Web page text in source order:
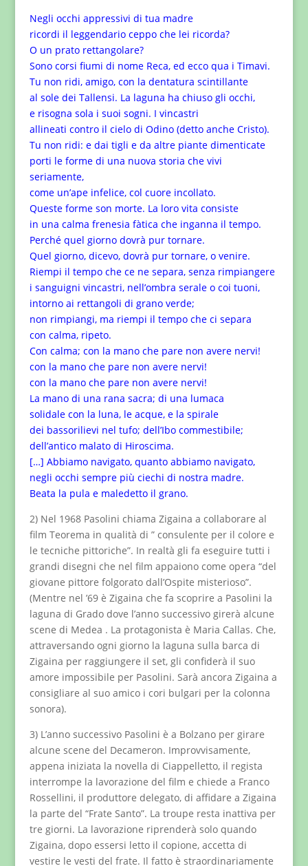
Negli occhi appressivi di tua madre
ricordi il leggendario ceppo che lei ricorda?
O un prato rettangolare?
Sono corsi fiumi di nome Reca, ed ecco qua i Timavi.
Tu non ridi, amigo, con la dentatura scintillante
al sole dei Tallensi. La laguna ha chiuso gli occhi,
e risogna sola i suoi sogni. I vincastri
allineati contro il cielo di Odino (detto anche Cristo).
Tu non ridi: e dai tigli e da altre piante dimenticate
porti le forme di una nuova storia che vivi
seriamente,
come un’ape infelice, col cuore incollato.
Queste forme son morte. La loro vita consiste
in una calma frenesia fàtica che inganna il tempo.
Perché quel giorno dovrà pur tornare.
Quel giorno, dicevo, dovrà pur tornare, o venire.
Riempi il tempo che ce ne separa, senza rimpiangere
i sanguigni vincastri, nell’ombra serale o coi tuoni,
intorno ai rettangoli di grano verde;
non rimpiangi, ma riempi il tempo che ci separa
con calma, ripeto.
Con calma; con la mano che pare non avere nervi!
con la mano che pare non avere nervi!
con la mano che pare non avere nervi!
La mano di una rana sacra; di una lumaca
solidale con la luna, le acque, e la spirale
dei bassorilievi nel tufo; dell’Ibo commestibile;
dell’antico malato di Hiroscima.
[…] Abbiamo navigato, quanto abbiamo navigato,
negli occhi sempre più ciechi di nostra madre.
Beata la pula e maledetto il grano.
2) Nel 1968 Pasolini chiama Zigaina a collaborare al
film Teorema in qualità di ” consulente per il colore e
le tecniche pittoriche”. In realtà gli fa eseguire tutti i
grandi disegni che nel film appaiono come opera “del
giovane pittore folgorato dall’Ospite misterioso”.
(Mentre nel ’69 è Zigaina che fa scoprire a Pasolini la
laguna di Grado dove l’anno successivo girerà alcune
scene di Medea . La protagonista è Maria Callas. Che,
attraversando ogni giorno la laguna sulla barca di
Zigaina per raggiungere il set, gli confiderà il suo
amore impossibile per Pasolini. Sarà ancora Zigaina a
consigliare al suo amico i cori bulgari per la colonna
sonora).
3) L’anno successivo Pasolini è a Bolzano per girare
alcune scene del Decameron. Improvvisamente,
appena iniziata la novella di Ciappelletto, il regista
interrompe la lavorazione del film e chiede a Franco
Rossellini, il produttore delegato, di affidare a Zigaina
la parte del “Frate Santo”. La troupe resta inattiva per
tre giorni. La lavorazione riprenderà solo quando
Zigaina, dopo essersi letto il copione, accetta di
vestire le vesti del frate. Il fatto è straordinariamente